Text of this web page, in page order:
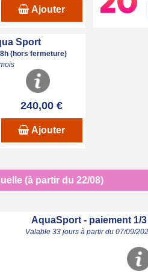
Ajouter
Sport
(hors fermeture)
240,00 €
Ajouter
(à partir du 22/08)
AquaSport - paiement 1/3
Valable 33 jours à partir du 07/09/